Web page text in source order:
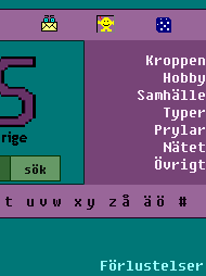
Kroppen
Hobby
Samhälle
Typer
Prylar
Nätet
Övrigt
t u v w x y z å ä ö #
Förlustelser